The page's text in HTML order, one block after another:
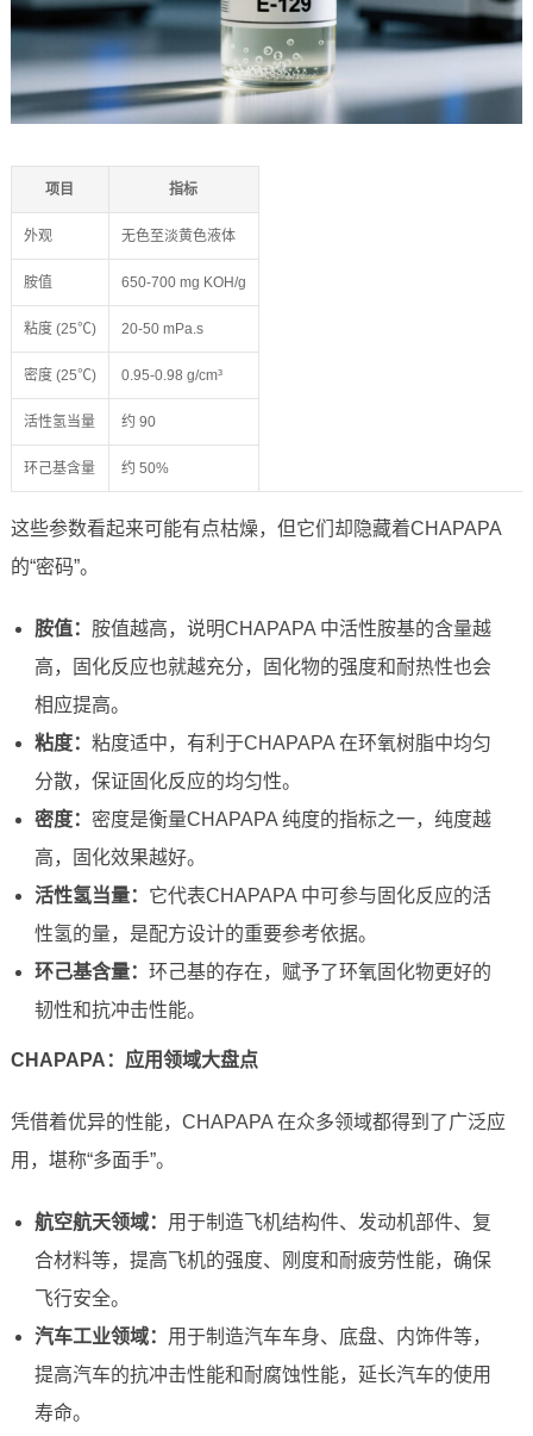
项目 指标
外观 无色至淡黄色液体
胺值 650-700 mg KOH/g
粘度 (25℃) 20-50 mPa.s
密度 (25℃) 0.95-0.98 g/cm³
活性氢当量 约 90
环己基含量 约 50%
这些参数看起来可能有点枯燥，但它们却隐藏着CHAPAPA
的“密码”。
胺值： 胺值越高，说明CHAPAPA 中活性胺基的含量越
高，固化反应也就越充分，固化物的强度和耐热性也会
相应提高。
粘度： 粘度适中，有利于CHAPAPA 在环氧树脂中均匀
分散，保证固化反应的均匀性。
密度： 密度是衡量CHAPAPA 纯度的指标之一，纯度越
高，固化效果越好。
活性氢当量： 它代表CHAPAPA 中可参与固化反应的活
性氢的量，是配方设计的重要参考依据。
环己基含量： 环己基的存在，赋予了环氧固化物更好的
韧性和抗冲击性能。
CHAPAPA：应用领域大盘点
凭借着优异的性能，CHAPAPA 在众多领域都得到了广泛应
用，堪称“多面手”。
航空航天领域： 用于制造飞机结构件、发动机部件、复
合材料等，提高飞机的强度、刚度和耐疲劳性能，确保
飞行安全。
汽车工业领域： 用于制造汽车车身、底盘、内饰件等，
提高汽车的抗冲击性能和耐腐蚀性能，延长汽车的使用
寿命。